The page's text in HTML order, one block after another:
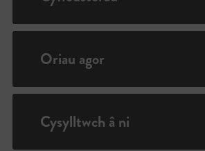
Oriau agor
Cysylltwch â ni